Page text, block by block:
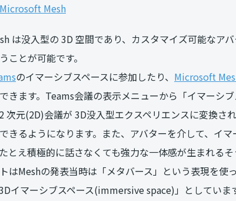
Microsoft Mesh
は没入型の 3D 空間であり、カスタマイズ可能なア
ことが可能です。
のイマーシブスペースに参加したり、 Microsoft
きます。Teams会議の表示メニューから「イマーシ
次元(2D)会議が 3D没入型エクスペリエンスに変換さ
きるようになります。また、アバターを介して、イ
とえ積極的に話さなくても強力な一体感が生まれるそ
はMeshの発表当時は「メタバース」という表現を使
イマーシブスペース(immersive space)」としていま